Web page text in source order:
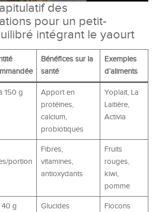
des
pour un petit-
intégrant le yaourt
Bénéfices sur la
santé
Exemples
d’aliments
150 g
Apport en
protéines,
calcium,
probiotiques
Yoplait, La
Laitière,
Activia
portion
Fibres,
vitamines,
antioxydants
Fruits
rouges,
kiwi,
pomme
g
Glucides
Flocons